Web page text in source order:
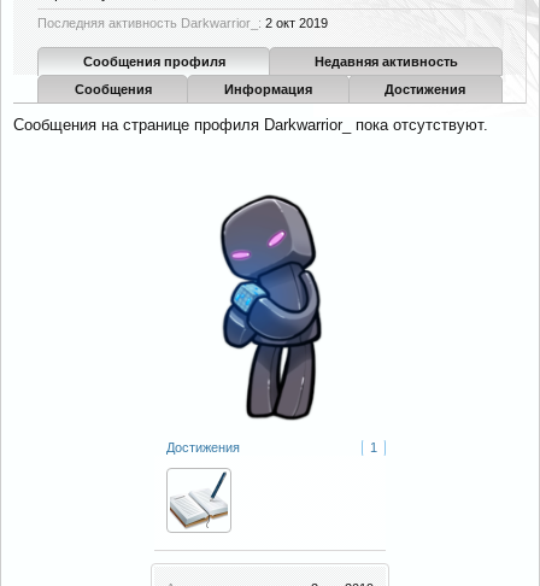
Достижения 1
Последняя активность Darkwarrior_: 2 окт 2019
Сообщения профиля
Недавняя активность
Сообщения
Информация Достижения
Сообщения на странице профиля Darkwarrior_ пока отсутствуют.